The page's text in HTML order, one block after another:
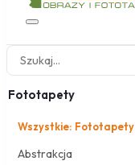
Fototapety
Wszystkie: Fototapety
Abstrakcja